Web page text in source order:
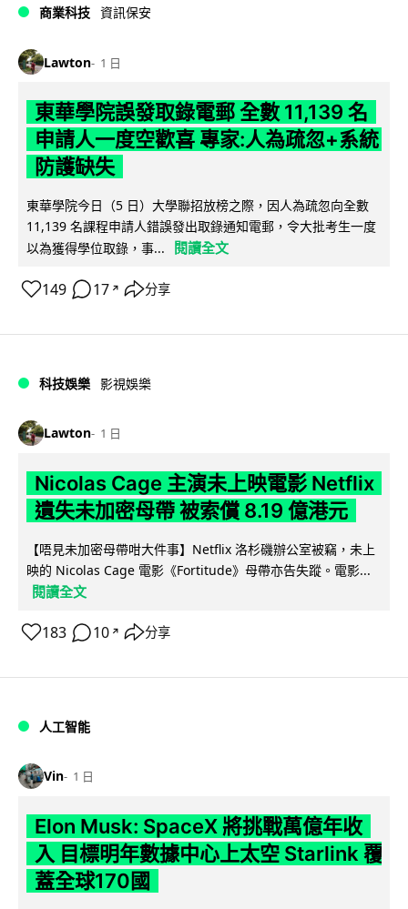
商業科技 資訊保安
Lawton 1 日
東華學院誤發取錄電郵 全數 11,139 名
申請人一度空歡喜 專家:人為疏忽+系統
防護缺失
東華學院今日（5 日）大學聯招放榜之際，因人為疏忽向全數
11,139 名課程申請人錯誤發出取錄通知電郵，令大批考生一度
以為獲得學位取錄，事...
閱讀全文
149 17 ↗ 分享
科技娛樂 影視娛樂
Lawton 1 日
Nicolas Cage 主演未上映電影 Netflix
遺失未加密母帶 被索償 8.19 億港元
【唔見未加密母帶咁大件事】Netflix 洛杉磯辦公室被竊，未上
映的 Nicolas Cage 電影《Fortitude》母帶亦告失蹤。電影...
閱讀全文
183 10 ↗ 分享
人工智能
Vin 1 日
Elon Musk: SpaceX 將挑戰萬億年收
入 目標明年數據中心上太空 Starlink 覆
蓋全球170國